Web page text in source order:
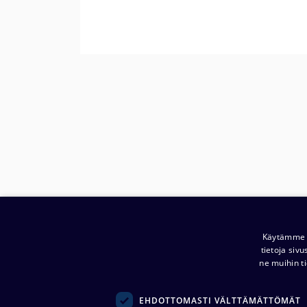
tietoja
ne muihin
EHDOTTOMASTI VÄLTTÄMÄTTÖMÄT